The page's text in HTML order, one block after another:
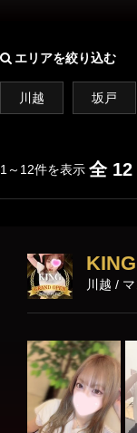
エリアを絞り込む
川越 坂戸
1～12件を表示 全 12
KING
川越 /
所沢
熊谷・本
出張
ストレッチ